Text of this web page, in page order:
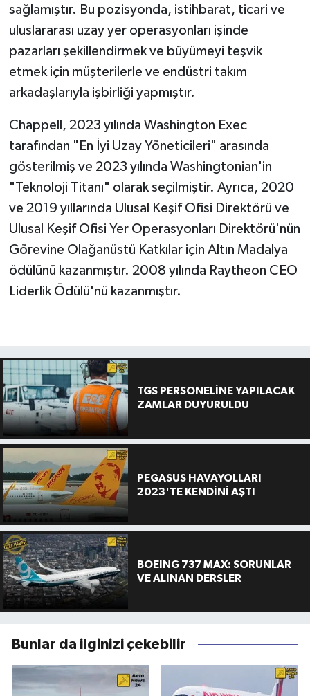
sağlamıştır. Bu pozisyonda, istihbarat, ticari ve
uluslararası uzay yer operasyonları işinde
pazarları şekillendirmek ve büyümeyi teşvik
etmek için müşterilerle ve endüstri takım
arkadaşlarıyla işbirliği yapmıştır.
Chappell, 2023 yılında Washington Exec
tarafından "En İyi Uzay Yöneticileri" arasında
gösterilmiş ve 2023 yılında Washingtonian'in
"Teknoloji Titanı" olarak seçilmiştir. Ayrıca, 2020
ve 2019 yıllarında Ulusal Keşif Ofisi Direktörü ve
Ulusal Keşif Ofisi Yer Operasyonları Direktörü'nün
Görevine Olağanüstü Katkılar için Altın Madalya
ödülünü kazanmıştır. 2008 yılında Raytheon CEO
Liderlik Ödülü'nü kazanmıştır.
TGS PERSONELİNE YAPILACAK
ZAMLAR DUYURULDU
PEGASUS HAVAYOLLARI
2023'TE KENDİNİ AŞTI
BOEING 737 MAX: SORUNLAR
VE ALINAN DERSLER
Bunlar da ilginizi çekebilir